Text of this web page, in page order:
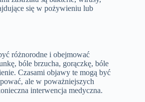
się w pożywieniu lub
różnorodne i obejmować
bóle brzucha, gorączkę, bóle
Czasami objawy te mogą być
ale w poważniejszych
interwencja medyczna.